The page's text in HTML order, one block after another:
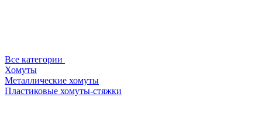
Все категории
Хомуты
Металлические хомуты
Пластиковые хомуты-стяжки